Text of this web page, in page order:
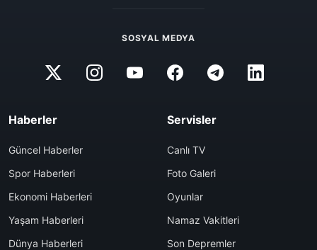
SOSYAL MEDYA
Haberler
Güncel Haberler
Spor Haberleri
Ekonomi Haberleri
Yaşam Haberleri
Dünya Haberleri
Servisler
Canlı TV
Foto Galeri
Oyunlar
Namaz Vakitleri
Son Depremler